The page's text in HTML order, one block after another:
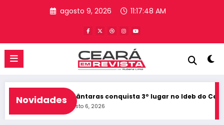
agosto 9, 2026 11:17:48 AM
Novidades
do Ceará Alcântaras conquista 3º lugar no Ideb do Ceará
agosto 6, 2026